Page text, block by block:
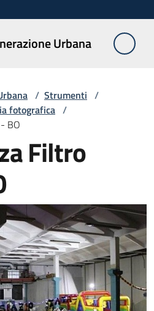
Urbana
/ Strumenti /
fotografica /
BO
Filtro